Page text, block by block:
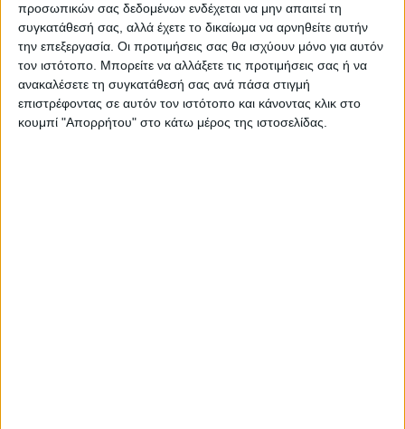
προσωπικών σας δεδομένων ενδέχεται να μην απαιτεί τη
συγκατάθεσή σας, αλλά έχετε το δικαίωμα να αρνηθείτε αυτήν
την επεξεργασία. Οι προτιμήσεις σας θα ισχύουν μόνο για αυτόν
τον ιστότοπο. Μπορείτε να αλλάξετε τις προτιμήσεις σας ή να
ανακαλέσετε τη συγκατάθεσή σας ανά πάσα στιγμή
επιστρέφοντας σε αυτόν τον ιστότοπο και κάνοντας κλικ στο
κουμπί "Απορρήτου" στο κάτω μέρος της ιστοσελίδας.